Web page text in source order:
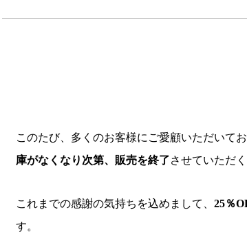
このたび、多くのお客様にご愛顧いただいて
庫がなくなり次第、販売を終了させていただ
これまでの感謝の気持ちを込めまして、 25％
す。